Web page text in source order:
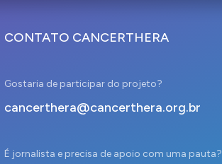
CONTATO CANCERTHERA
Gostaria de participar do projeto?
cancerthera@cancerthera.org.br
É jornalista e precisa de apoio com uma pauta?